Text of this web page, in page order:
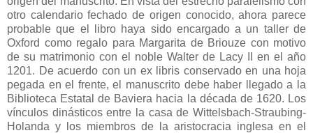
otro calendario fechado de origen conocido, ahora parece
probable que el libro haya sido encargado a un taller de
Oxford como regalo para Margarita de Briouze con motivo
de su matrimonio con el noble Walter de Lacy II en el año
1201. De acuerdo con un ex libris conservado en una hoja
pegada en el frente, el manuscrito debe haber llegado a la
Biblioteca Estatal de Baviera hacia la década de 1620. Los
vínculos dinásticos entre la casa de Wittelsbach-Straubing-
Holanda y los miembros de la aristocracia inglesa en el